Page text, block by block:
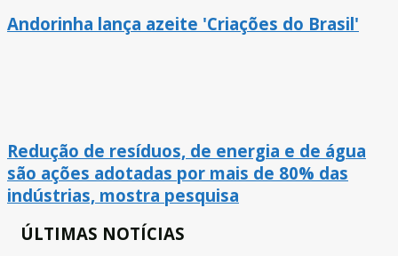
Andorinha lança azeite 'Criações do Brasil'
Redução de resíduos, de energia e de água
são ações adotadas por mais de 80% das
indústrias, mostra pesquisa
ÚLTIMAS NOTÍCIAS